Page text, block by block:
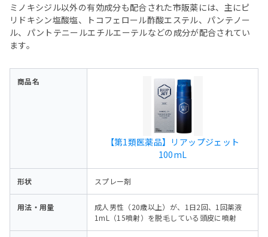
ミノキシジル以外の有効成分も配合された市販薬には、主にピ
リドキシン塩酸塩、トコフェロール酢酸エステル、パンテノー
ル、パントテニールエチルエーテルなどの成分が配合されてい
ます。
商品名
【第1類医薬品】リアップジェット
100mL
形状 スプレー剤
用法・用量
成人男性（20歳以上）が、1日2回、1回薬液
1mL（15噴射）を脱毛している頭皮に噴射